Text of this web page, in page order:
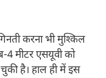
करना भी मुश्किल
4 मीटर एसयूवी को
है। हाल ही में इस